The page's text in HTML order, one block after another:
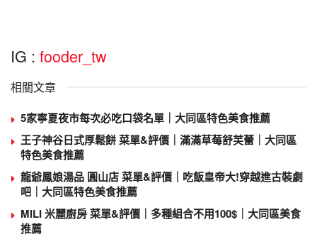
IG : fooder_tw
相關文章
5家寧夏夜市每次必吃口袋名單｜大同區特色美食推薦
王子神谷日式厚鬆餅 菜單&評價｜滿滿草莓舒芙蕾｜大同區
特色美食推薦
龍爺鳳娘湯品 圓山店 菜單&評價｜吃飯皇帝大!穿越進古裝劇
吧｜大同區特色美食推薦
MILI 米麗廚房 菜單&評價｜多種組合不用100$｜大同區美食
推薦